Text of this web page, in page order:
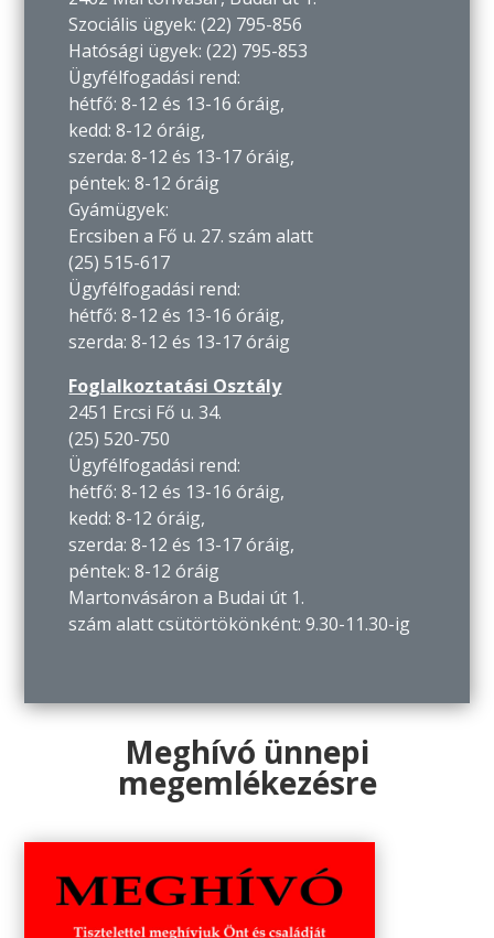
Szociális ügyek: (22) 795-856
Hatósági ügyek: (22) 795-853
Ügyfélfogadási rend:
hétfő: 8-12 és 13-16 óráig,
kedd: 8-12 óráig,
szerda: 8-12 és 13-17 óráig,
péntek: 8-12 óráig
Gyámügyek:
Ercsiben a Fő u. 27. szám alatt
(25) 515-617
Ügyfélfogadási rend:
hétfő: 8-12 és 13-16 óráig,
szerda: 8-12 és 13-17 óráig
Foglalkoztatási Osztály
2451 Ercsi Fő u. 34.
(25) 520-750
Ügyfélfogadási rend:
hétfő: 8-12 és 13-16 óráig,
kedd: 8-12 óráig,
szerda: 8-12 és 13-17 óráig,
péntek: 8-12 óráig
Martonvásáron a Budai út 1.
szám alatt csütörtökönként: 9.30-11.30-ig
Meghívó ünnepi
megemlékezésre